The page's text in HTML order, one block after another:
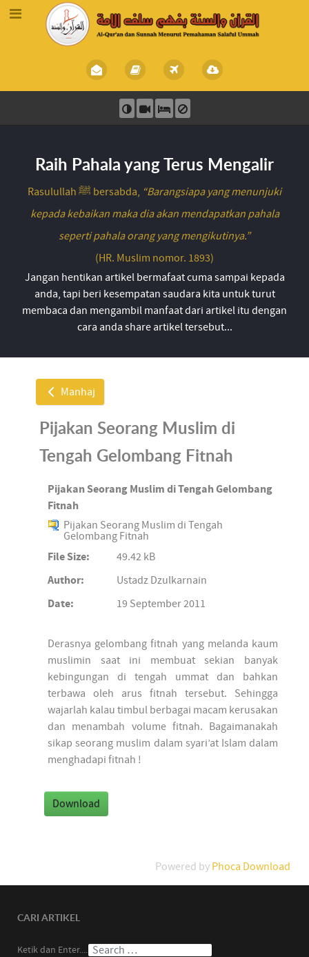
Raih Pahala yang Terus Mengalir
Rasulullah ﷺ bersabda, “Barangsiapa yang menunjuki
kepada kebaikan maka dia akan mendapatkan pahala
seperti pahala orang yang mengikutinya.”
(HR. Muslim nomor. 1893)
Jangan hentikan artikel bermafaat cuma sampai kepada
anda, tapi beri kesempatan saudara kita untuk turut
membaca dan mengambil manfaat dari artikel itu dengan
cara anda share artikel tersebut...
Manhaj
Pijakan Seorang Muslim di
Tengah Gelombang Fitnah
Pijakan Seorang Muslim di Tengah Gelombang
Fitnah
Pijakan Seorang Muslim di Tengah
Gelombang Fitnah
File Size:
49.42 kB
Author:
Ustadz Dzulkarnain
Date:
19 September 2011
Derasnya gelombang fitnah yang melanda kaum
muslimin saat ini membuat sekian banyak
kebingungan di tengah ummat dan bahkan
terbawa oleh arus fitnah tersebut. Sehingga
wajarlah kalau timbul berbagai macam kerusakan
dan menambah volume fitnah. Bagaimanakah
sikap seorang muslim dalam syari’at Islam dalam
menghadapi fitnah !
Powered by Phoca Download
CARI ARTIKEL
Ketik dan Enter....